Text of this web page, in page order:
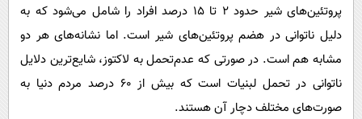
پروتئین‌های شیر حدود ۲ تا ۱۵ درصد افراد را شامل می‌شود که به
دلیل ناتوانی در هضم پروتئین‌های شیر است. اما نشانه‌های هر دو
مشابه هم است. در صورتی که عدم‌تحمل به لاکتوز، شایع‌ترین دلایل
ناتوانی در تحمل لبنیات است که بیش از ۶۰ درصد مردم دنیا به
صورت‌های مختلف دچار آن هستند.